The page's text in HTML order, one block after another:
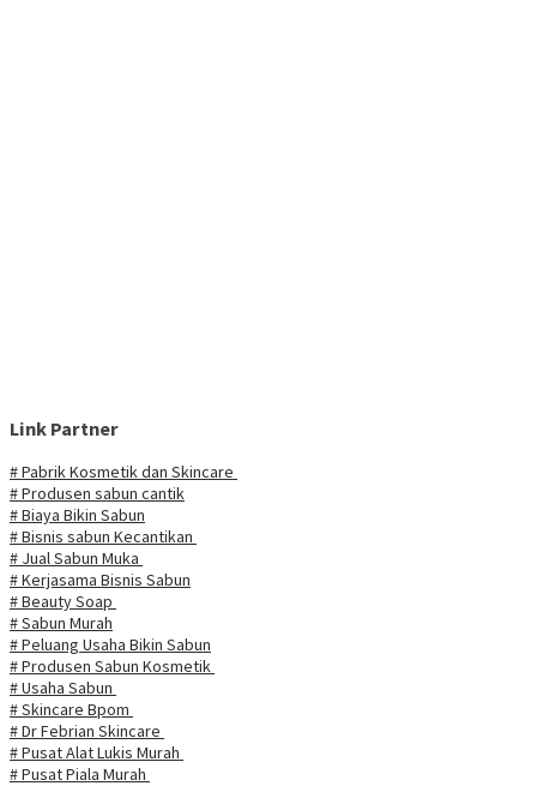
Link Partner
# Pabrik Kosmetik dan Skincare
# Produsen sabun cantik
# Biaya Bikin Sabun
# Bisnis sabun Kecantikan
# Jual Sabun Muka
# Kerjasama Bisnis Sabun
# Beauty Soap
# Sabun Murah
# Peluang Usaha Bikin Sabun
# Produsen Sabun Kosmetik
# Usaha Sabun
# Skincare Bpom
# Dr Febrian Skincare
# Pusat Alat Lukis Murah
# Pusat Piala Murah